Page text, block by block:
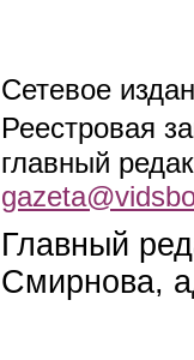
Сетевое
Реестровая
главный
Главный
Смирнова,